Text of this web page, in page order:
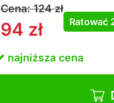
Cena:124zł
94 zł Ratować
najniższa cena